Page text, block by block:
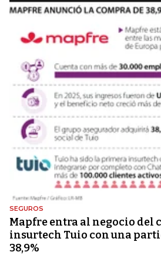
SEGUROS
Mapfre entra al negocio del
insurtech Tuio con una
38,9%